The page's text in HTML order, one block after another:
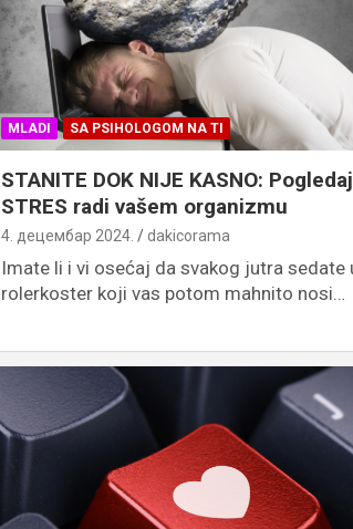
MLADI SA PSIHOLOGOM NA TI
STANITE DOK NIJE KASNO:
STRES radi vašem organizmu
4. децембар 2024. dakicorama
Imate li i vi osećaj da svakog jutra sedate
rolerkoster koji vas potom mahnito nosi…